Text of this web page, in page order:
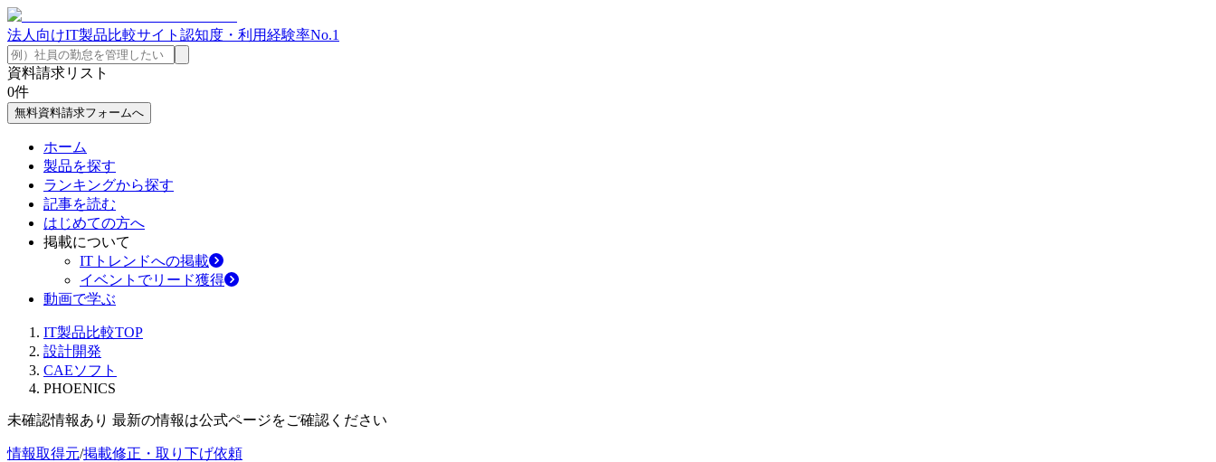
法人向けIT製品比較サイト 認知度・利用経験率No.1
資料請求リスト
0件
無料資料請求フォームへ
ホーム
製品を探す
ランキングから探す
記事を読む
はじめての方へ
掲載について
ITトレンドへの掲載
イベントでリード獲得
動画で学ぶ
IT製品比較TOP
設計開発
CAEソフト
PHOENICS
未確認情報あり 最新の情報は公式ページをご確認ください
情報取得元/掲載修正・取り下げ依頼